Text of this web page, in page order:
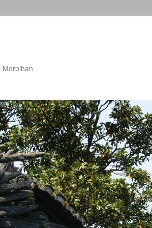
Morbihan